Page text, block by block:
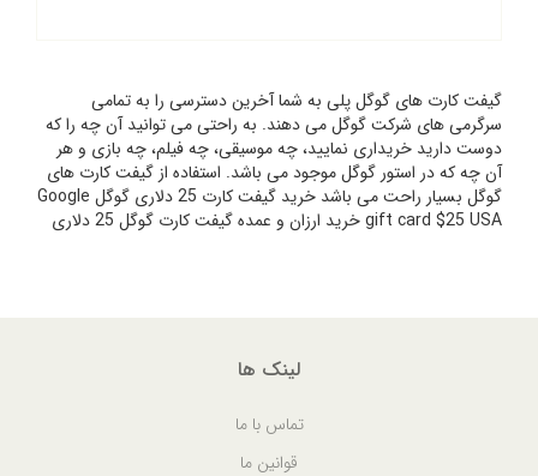
گیفت کارت های گوگل پلی به شما آخرین دسترسی را به تمامی
سرگرمی های شرکت گوگل می دهند. به راحتی می توانید آن چه را که
دوست دارید خریداری نمایید، چه موسیقی، چه فیلم، چه بازی و هر
آن چه که در استور گوگل موجود می باشد. استفاده از گیفت کارت های
گوگل بسیار راحت می باشد خرید گیفت کارت 25 دلاری گوگل Google
gift card $25 USA خرید ارزان و عمده گیفت کارت گوگل 25 دلاری
لینک ها
تماس با ما
قوانین ما